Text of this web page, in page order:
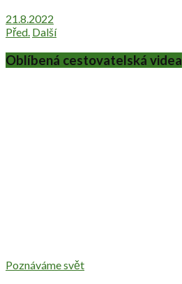
21.8.2022
Před. Další
Oblíbená cestovatelská videa
Poznáváme svět